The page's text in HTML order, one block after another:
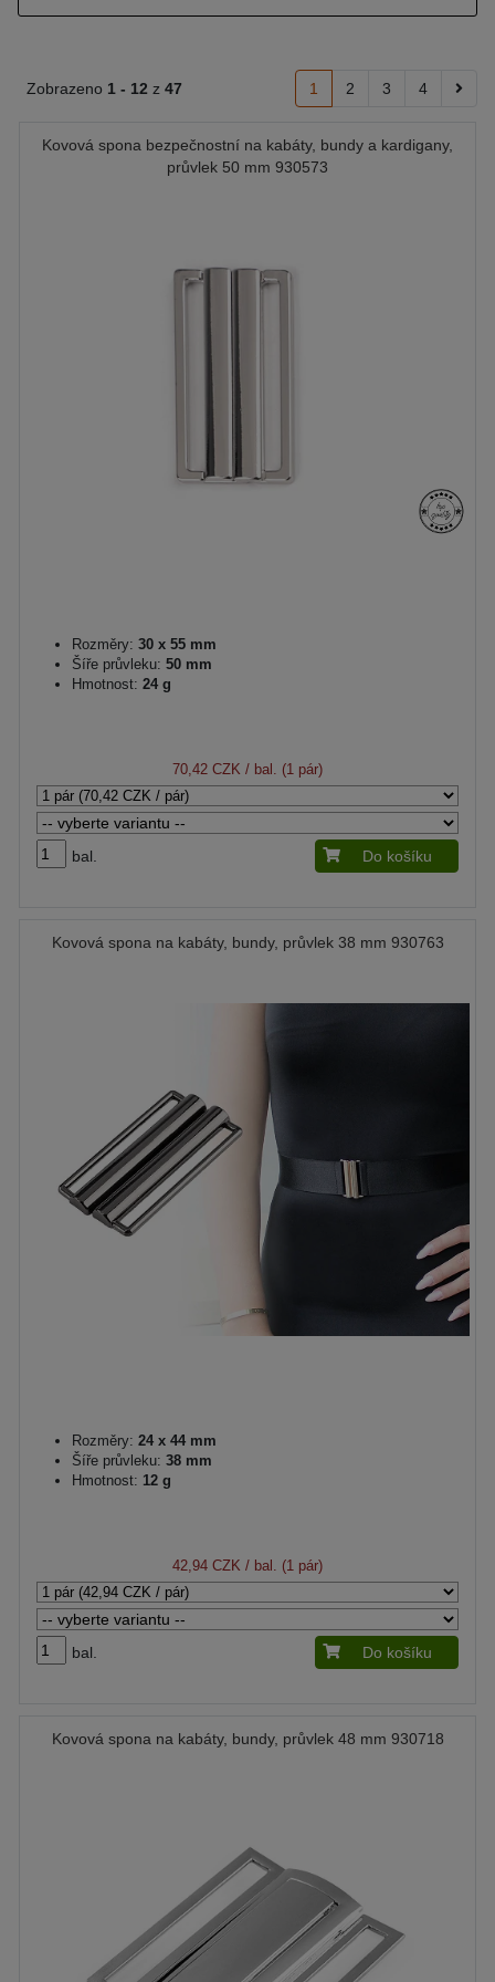
Zobrazeno 1 - 12 z 47 1 2 3 4
Kovová spona bezpečnostní na kabáty, bundy a kardigany,
průvlek 50 mm 930573
Rozměry: 30 x 55 mm
Šíře průvleku: 50 mm
Hmotnost: 24 g
70,42 CZK / bal. (1 pár)
bal. Do košíku
Kovová spona na kabáty, bundy, průvlek 38 mm 930763
Rozměry: 24 x 44 mm
Šíře průvleku: 38 mm
Hmotnost: 12 g
42,94 CZK / bal. (1 pár)
bal. Do košíku
Kovová spona na kabáty, bundy, průvlek 48 mm 930718